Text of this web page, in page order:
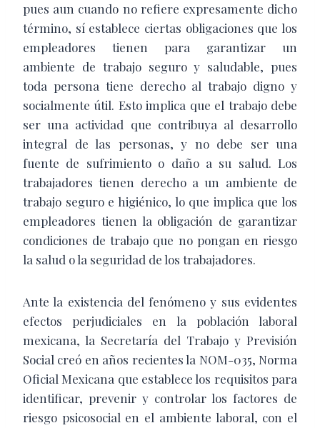
pues aun cuando no refiere expresamente dicho
término, sí establece ciertas obligaciones que los
empleadores tienen para garantizar un
ambiente de trabajo seguro y saludable, pues
toda persona tiene derecho al trabajo digno y
socialmente útil. Esto implica que el trabajo debe
ser una actividad que contribuya al desarrollo
integral de las personas, y no debe ser una
fuente de sufrimiento o daño a su salud. Los
trabajadores tienen derecho a un ambiente de
trabajo seguro e higiénico, lo que implica que los
empleadores tienen la obligación de garantizar
condiciones de trabajo que no pongan en riesgo
la salud o la seguridad de los trabajadores.
Ante la existencia del fenómeno y sus evidentes
efectos perjudiciales en la población laboral
mexicana, la Secretaría del Trabajo y Previsión
Social creó en años recientes la NOM-035, Norma
Oficial Mexicana que establece los requisitos para
identificar, prevenir y controlar los factores de
riesgo psicosocial en el ambiente laboral, con el